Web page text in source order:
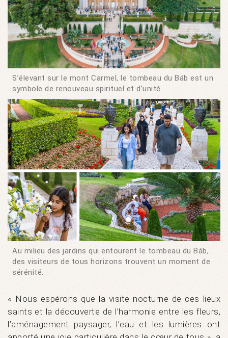
S’élevant sur le mont Carmel, le tombeau du Báb est un
symbole de renouveau spirituel et d’unité.
Au milieu des jardins qui entourent le tombeau du Báb,
des visiteurs de tous horizons trouvent un moment de
sérénité.
« Nous espérons que la visite nocturne de ces lieux
saints et la découverte de l’harmonie entre les fleurs,
l’aménagement paysager, l’eau et les lumières ont